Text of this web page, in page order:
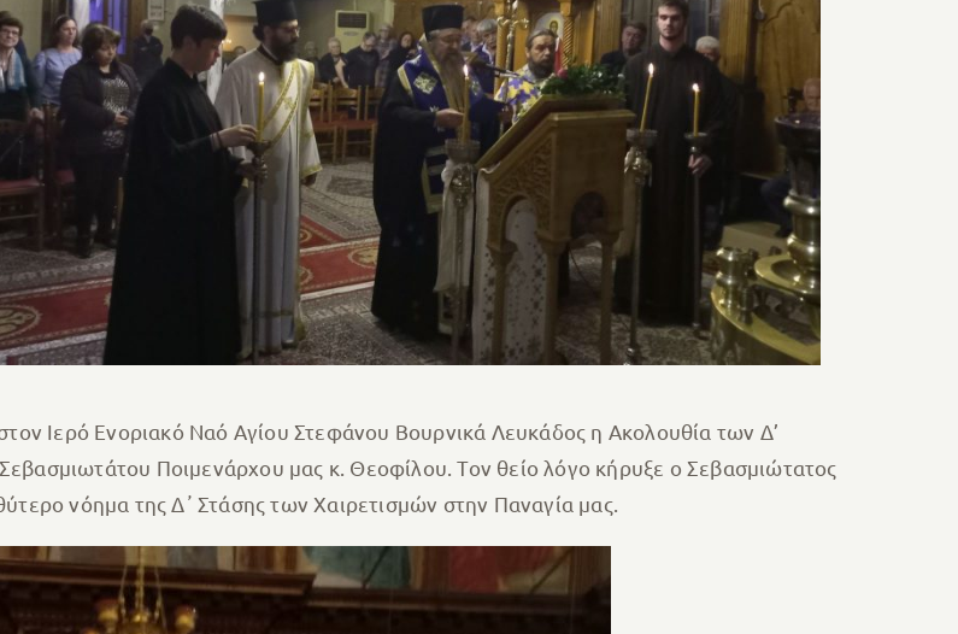
Ιερό Ενοριακό Ναό Αγίου Στεφάνου Βουρνικά Λευκάδος η Ακολουθία των Δ’
Ποιμενάρχου μας κ. Θεοφίλου. Τον θείο λόγο κήρυξε ο Σεβασμιώτατος
νόημα της Δ᾽ Στάσης των Χαιρετισμών στην Παναγία μας.